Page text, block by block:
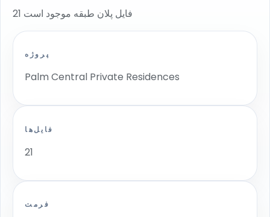
21 فایل پلان طبقه موجود است
پروژه
Palm Central Private Residences
فایل‌ها
21
فرمت